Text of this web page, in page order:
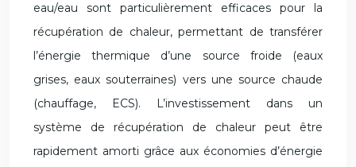
eau/eau sont particulièrement efficaces pour la
récupération de chaleur, permettant de transférer
l’énergie thermique d’une source froide (eaux
grises, eaux souterraines) vers une source chaude
(chauffage, ECS). L’investissement dans un
système de récupération de chaleur peut être
rapidement amorti grâce aux économies d’énergie